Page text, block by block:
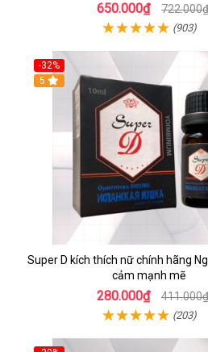
650.000₫ 722.000₫
(903)
-32%
5
Super D kích thích nữ chính hãng
cảm mạnh mẽ
280.000₫ 411.000₫
(203)